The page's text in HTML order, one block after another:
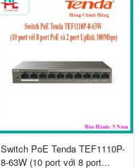
Switch PoE Tenda TEF1110P-
8-63W (10 port với 8 port...